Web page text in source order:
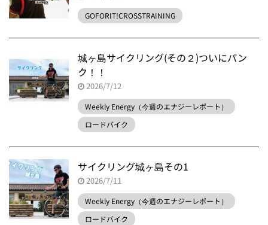
GOFORIT!CROSSTRAINING
城ヶ島サイクリング(その２)ついにパン
ク！！
2026/7/12
Weekly Energy（今週のエナジーレポート）
ロードバイク
サイクリング城ヶ島その1
2026/7/11
Weekly Energy（今週のエナジーレポート）
ロードバイク